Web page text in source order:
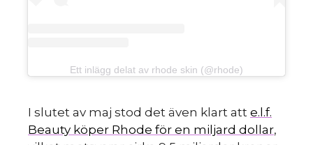
Ett inlägg delat av rhode skin (@rhode)
I slutet av maj stod det även klart att e.l.f.
Beauty köper Rhode för en miljard dollar,